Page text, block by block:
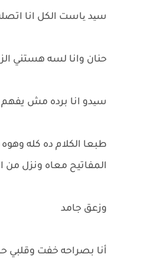
سید یاست الكل انا
حنان وانا لسه هستني
سیدو انا برده مش
طبعا الكلام ده كله
المفاتيح معاه ونزل من
وزعق جامد
أنا بصراحه خفت وقلبي